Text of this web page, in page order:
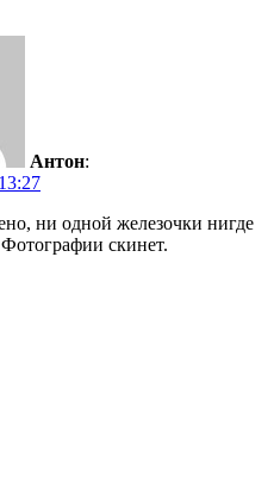
Антон:
ни одной железочки нигде
Фотографии скинет.